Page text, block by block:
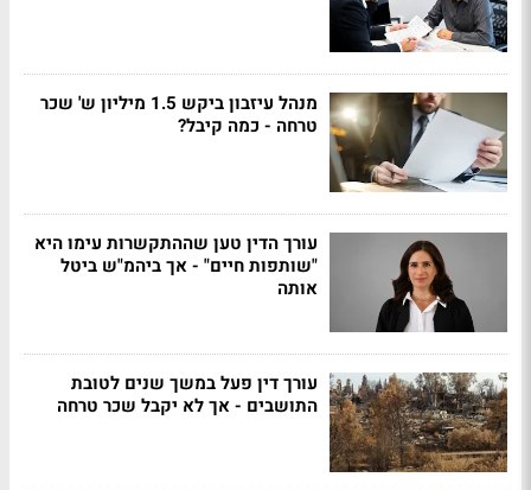
מנהל עיזבון ביקש 1.5 מיליון ש' שכר
טרחה - כמה קיבל?
עורך הדין טען שההתקשרות עימו היא
"שותפות חיים" - אך ביהמ"ש ביטל
אותה
עורך דין פעל במשך שנים לטובת
התושבים - אך לא יקבל שכר טרחה